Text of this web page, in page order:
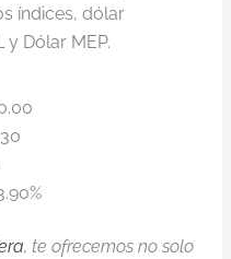
índices, dólar
y Dólar MEP.
, te ofrecemos no solo